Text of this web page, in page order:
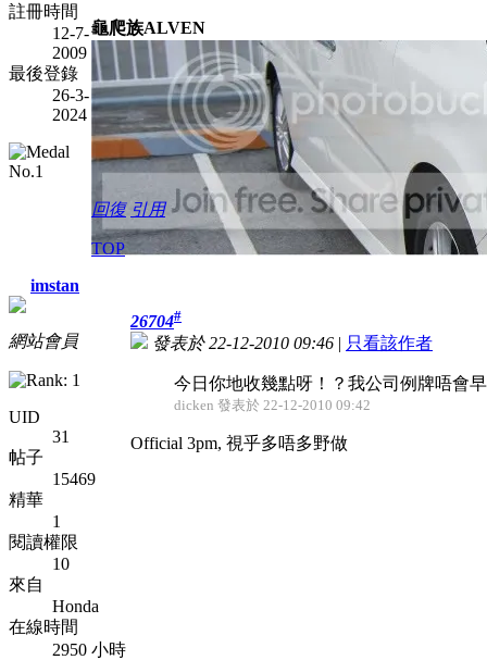
註冊時間
12-7-
2009
最後登錄
26-3-
2024
龜爬族ALVEN
回復 引用
TOP
imstan
網站會員
UID
31
帖子
15469
精華
1
閱讀權限
10
來自
Honda
在線時間
2950 小時
26704#
發表於 22-12-2010 09:46 | 只看該作者
今日你地收幾點呀！？我公司例牌唔會
dicken 發表於 22-12-2010 09:42
Official 3pm, 視乎多唔多野做